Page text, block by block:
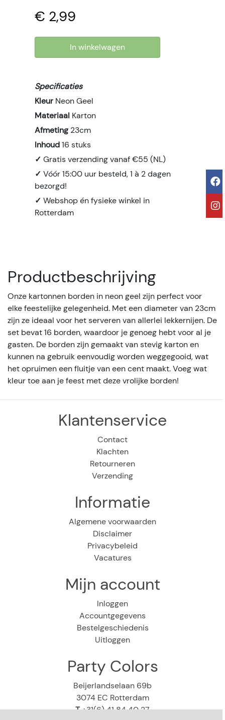
€ 2,99
In winkelwagen
Specificaties
Kleur Neon Geel
Materiaal Karton
Afmeting 23cm
Inhoud16 stuks
✓Gratis verzending vanaf €55 (NL)
✓Vóór 15:00 uur besteld, 1 à 2 dagen
bezorgd!
✓Webshop én fysieke winkel in
Rotterdam
Productbeschrijving
Onze kartonnen borden in neon geel zijn perfect voor
elke feestelijke gelegenheid. Met een diameter van 23cm
zijn ze ideaal voor het serveren van allerlei lekkernijen. De
set bevat 16 borden, waardoor je genoeg hebt voor al je
gasten. De borden zijn gemaakt van stevig karton en
kunnen na gebruik eenvoudig worden weggegooid, wat
het opruimen een fluitje van een cent maakt. Voeg wat
kleur toe aan je feest met deze vrolijke borden!
Klantenservice
Contact
Klachten
Retourneren
Verzending
Informatie
Algemene voorwaarden
Disclaimer
Privacybeleid
Vacatures
Mijn account
Inloggen
Accountgegevens
Bestelgeschiedenis
Uitloggen
Party Colors
Beijerlandselaan 69b
3074 EC Rotterdam
T+31(6) 41 84 40 27